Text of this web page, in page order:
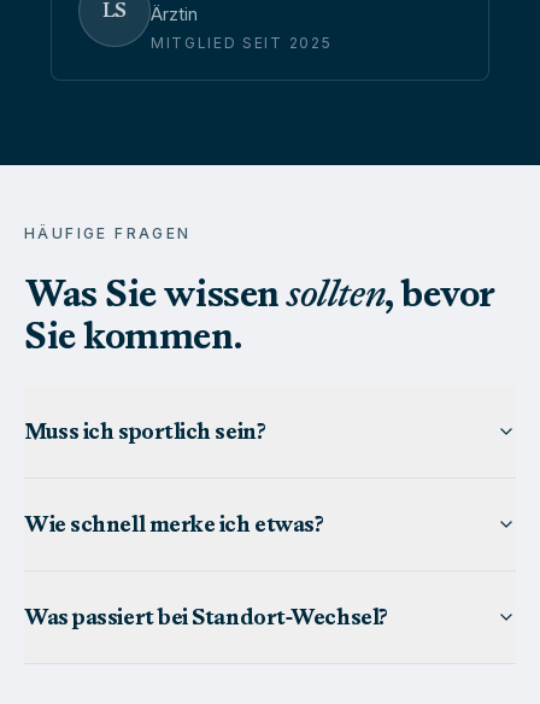
LS Ärztin
MITGLIED SEIT 2025
HÄUFIGE FRAGEN
Was Sie wissen sollten, bevor
Sie kommen.
Muss ich sportlich sein?
Wie schnell merke ich etwas?
Was passiert bei Standort-Wechsel?